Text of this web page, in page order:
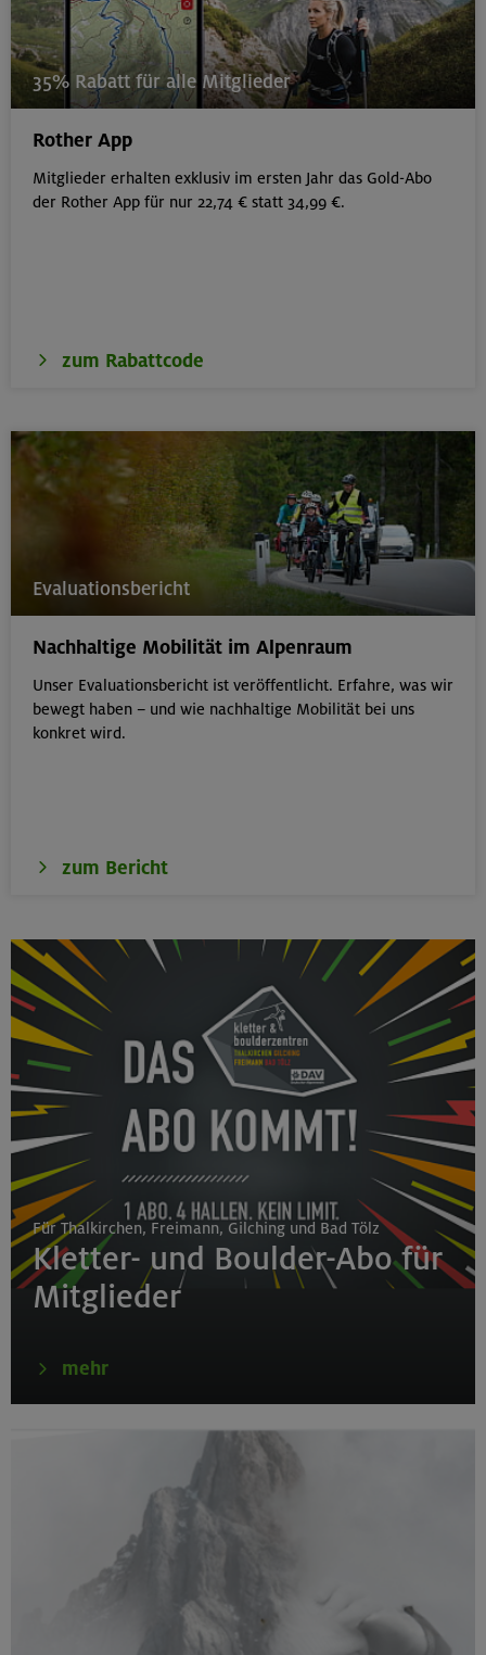
35% Rabatt für alle Mitglieder
Rother App
Mitglieder erhalten exklusiv im ersten Jahr das Gold-Abo
der Rother App für nur 22,74 € statt 34,99 €.
zum Rabattcode
Evaluationsbericht
Nachhaltige Mobilität im Alpenraum
Unser Evaluationsbericht ist veröffentlicht. Erfahre, was wir
bewegt haben – und wie nachhaltige Mobilität bei uns
konkret wird.
zum Bericht
Für Thalkirchen, Freimann, Gilching und Bad Tölz
Kletter- und Boulder-Abo für
Mitglieder
mehr